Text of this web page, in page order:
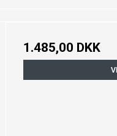
1.485,00 DKK